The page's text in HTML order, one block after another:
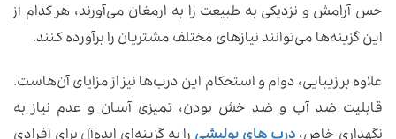
حس آرامش و نزدیکی به طبیعت را به ارمغان می‌آورند، هر کدام از
این گزینه‌ها می‌توانند نیازهای مختلف مشتریان را برآورده کنند.
علاوه بر زیبایی، دوام و استحکام این درب‌ها نیز از مزایای آن‌هاست.
قابلیت ضد آب و ضد خش بودن، تمیزی آسان و عدم نیاز به